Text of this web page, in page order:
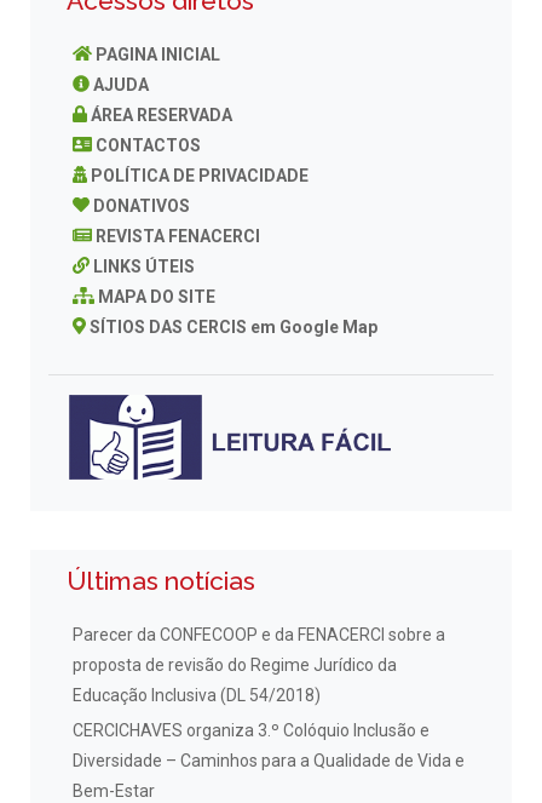
PAGINA INICIAL
AJUDA
ÁREA RESERVADA
CONTACTOS
POLÍTICA DE PRIVACIDADE
DONATIVOS
REVISTA FENACERCI
LINKS ÚTEIS
MAPA DO SITE
SÍTIOS DAS CERCIS em Google Map
Últimas notícias
Parecer da CONFECOOP e da FENACERCI sobre a
proposta de revisão do Regime Jurídico da
Educação Inclusiva (DL 54/2018)
CERCICHAVES organiza 3.º Colóquio Inclusão e
Diversidade – Caminhos para a Qualidade de Vida e
Bem-Estar